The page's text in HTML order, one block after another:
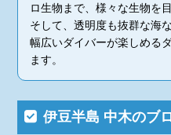
ロ生物まで、様々な生物を
そして、透明度も抜群な海
幅広いダイバーが楽しめる
ます。
伊豆半島 中木のブ